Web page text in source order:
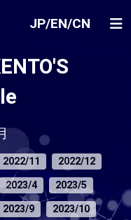
JP/EN/CN
2022/11
2022/12
2023/4
2023/5
2023/9
2023/10